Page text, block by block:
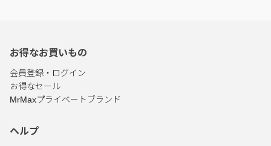
お得なお買いもの
会員登録・ログイン
お得なセール
MrMaxプライベートブランド
ヘルプ